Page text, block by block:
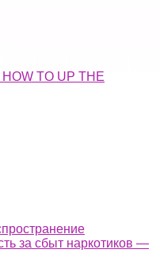
TO UP THE
за сбыт наркотиков —